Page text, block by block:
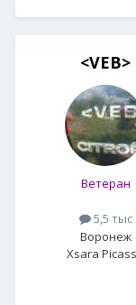
<VEB>
Ветеран
5,5 тыс
Воронеж
Xsara